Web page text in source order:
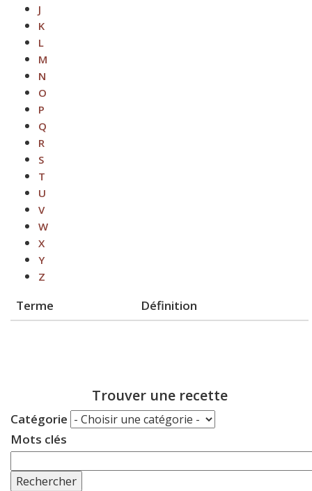
J
K
L
M
N
O
P
Q
R
S
T
U
V
W
X
Y
Z
Terme Définition
Trouver une recette
Catégorie
Mots clés
Rechercher